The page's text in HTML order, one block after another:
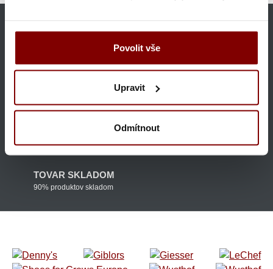
Povolit vše
Upravit
Odmítnout
GARANCIA KVALITY
TOVAR SKLADOM
90% produktov skladom